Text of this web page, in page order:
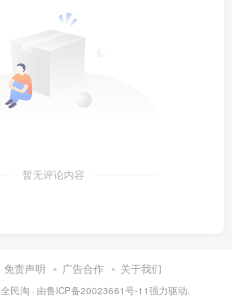
暂无评论内容
免责声明 广告合作 关于我们
全民淘 · 由鲁ICP备20023661号-11强力驱动.